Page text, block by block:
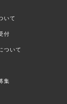
いて
付
ついて
集